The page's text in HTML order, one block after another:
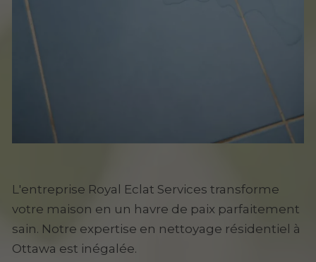
L'entreprise Royal Eclat Services transforme
votre maison en un havre de paix parfaitement
sain. Notre expertise en nettoyage résidentiel à
Ottawa est inégalée.